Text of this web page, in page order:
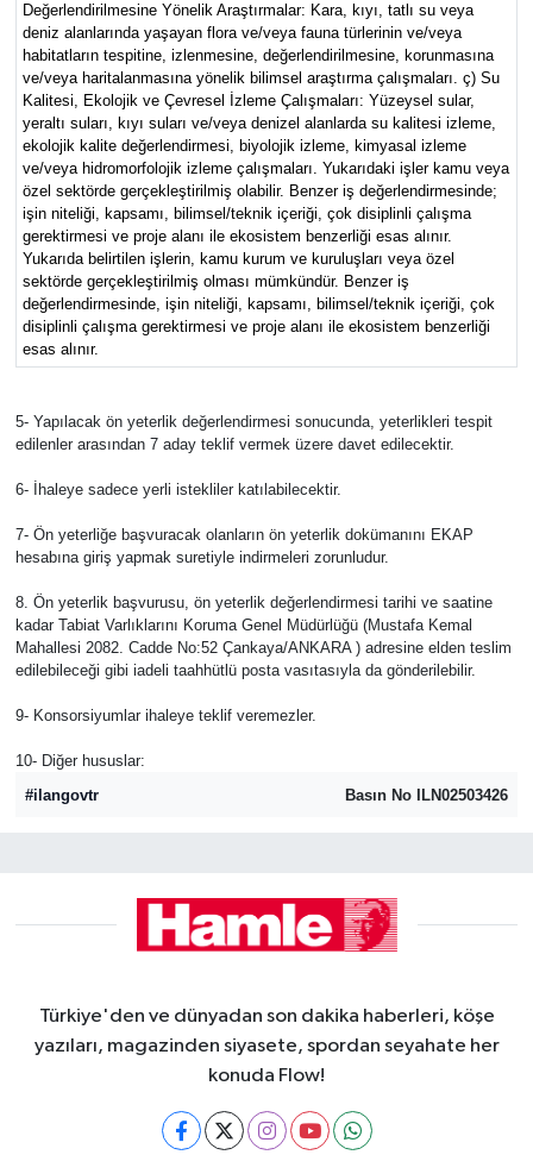
Değerlendirilmesine Yönelik Araştırmalar: Kara, kıyı, tatlı su veya
deniz alanlarında yaşayan flora ve/veya fauna türlerinin ve/veya
habitatların tespitine, izlenmesine, değerlendirilmesine, korunmasına
ve/veya haritalanmasına yönelik bilimsel araştırma çalışmaları. ç) Su
Kalitesi, Ekolojik ve Çevresel İzleme Çalışmaları: Yüzeysel sular,
yeraltı suları, kıyı suları ve/veya denizel alanlarda su kalitesi izleme,
ekolojik kalite değerlendirmesi, biyolojik izleme, kimyasal izleme
ve/veya hidromorfolojik izleme çalışmaları. Yukarıdaki işler kamu veya
özel sektörde gerçekleştirilmiş olabilir. Benzer iş değerlendirmesinde;
işin niteliği, kapsamı, bilimsel/teknik içeriği, çok disiplinli çalışma
gerektirmesi ve proje alanı ile ekosistem benzerliği esas alınır.
Yukarıda belirtilen işlerin, kamu kurum ve kuruluşları veya özel
sektörde gerçekleştirilmiş olması mümkündür. Benzer iş
değerlendirmesinde, işin niteliği, kapsamı, bilimsel/teknik içeriği, çok
disiplinli çalışma gerektirmesi ve proje alanı ile ekosistem benzerliği
esas alınır.
5- Yapılacak ön yeterlik değerlendirmesi sonucunda, yeterlikleri tespit
edilenler arasından 7 aday teklif vermek üzere davet edilecektir.
6- İhaleye sadece yerli istekliler katılabilecektir.
7- Ön yeterliğe başvuracak olanların ön yeterlik dokümanını EKAP
hesabına giriş yapmak suretiyle indirmeleri zorunludur.
8. Ön yeterlik başvurusu, ön yeterlik değerlendirmesi tarihi ve saatine
kadar Tabiat Varlıklarını Koruma Genel Müdürlüğü (Mustafa Kemal
Mahallesi 2082. Cadde No:52 Çankaya/ANKARA ) adresine elden teslim
edilebileceği gibi iadeli taahhütlü posta vasıtasıyla da gönderilebilir.
9- Konsorsiyumlar ihaleye teklif veremezler.
10- Diğer hususlar:
#ilangovtr
Basın No ILN02503426
Türkiye'den ve dünyadan son dakika haberleri, köşe
yazıları, magazinden siyasete, spordan seyahate her
konuda Flow!